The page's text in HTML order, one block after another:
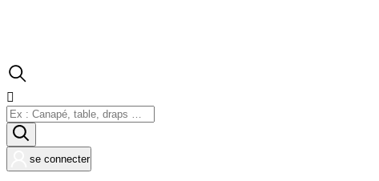

se connecter